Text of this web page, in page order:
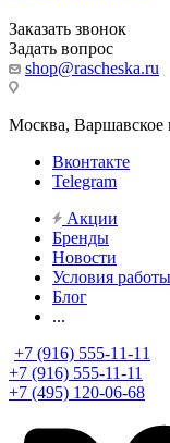
Заказать звонок
Задать вопрос
shop@rascheska.ru
Москва, Варшавское
Вконтакте
Telegram
Акции
Бренды
Новости
Условия работы
Блог
...
+7 (916) 555-11-11
+7 (916) 555-11-11
+7 (495) 120-06-68